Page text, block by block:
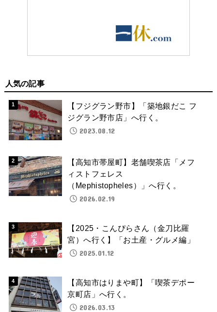
人気の記事
【フジグラン野市】「築地銀だこ フ
ジグラン野市店」へ行く。
2023.08.12
【高知市帯屋町】老舗喫茶店「メフ
ィストフェレス
（Mephistopheles）」へ行く。
2026.02.19
【2025・こんぴらさん（金刀比羅
宮）へ行く】「お土産・グルメ編」
2025.01.12
【高知市はりまや町】「喫茶デポー
京町店」へ行く。
2026.03.13